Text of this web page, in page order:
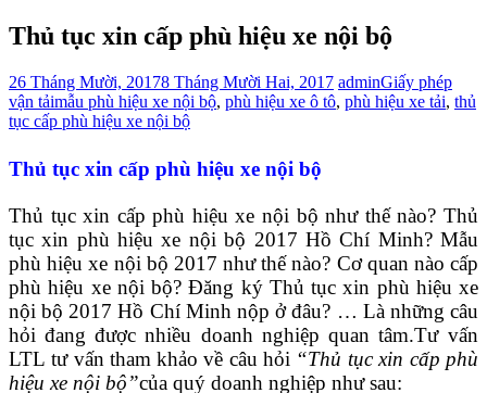
Thủ tục xin cấp phù hiệu xe nội bộ
26 Tháng Mười, 20178 Tháng Mười Hai, 2017 adminGiấy phép
vận tảimẫu phù hiệu xe nội bộ, phù hiệu xe ô tô, phù hiệu xe tải, thủ
tục cấp phù hiệu xe nội bộ
Thủ tục xin cấp phù hiệu xe nội bộ
Thủ tục xin cấp phù hiệu xe nội bộ như thế nào? Thủ
tục xin phù hiệu xe nội bộ 2017 Hồ Chí Minh? Mẫu
phù hiệu xe nội bộ 2017 như thế nào? Cơ quan nào cấp
phù hiệu xe nội bộ? Đăng ký Thủ tục xin phù hiệu xe
nội bộ 2017 Hồ Chí Minh nộp ở đâu? … Là những câu
hỏi đang được nhiều doanh nghiệp quan tâm.Tư vấn
LTL tư vấn tham khảo về câu hỏi “Thủ tục xin cấp phù
hiệu xe nội bộ”của quý doanh nghiệp như sau: